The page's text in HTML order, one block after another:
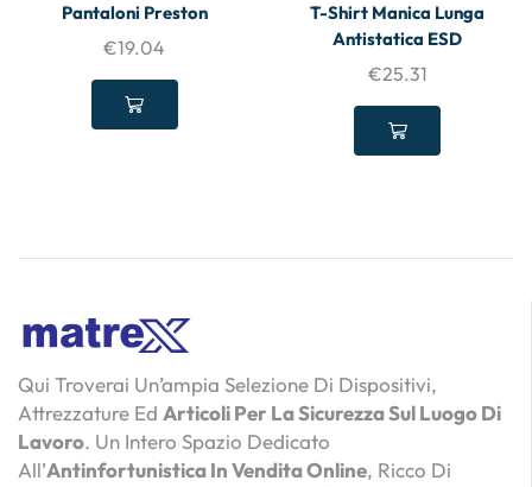
Pantaloni Preston
€19.04
T-Shirt Manica Lunga
Antistatica ESD
€25.31
Qui Troverai Un’ampia Selezione Di Dispositivi,
Attrezzature Ed Articoli Per La Sicurezza Sul Luogo Di
Lavoro. Un Intero Spazio Dedicato
All’Antinfortunistica In Vendita Online, Ricco Di